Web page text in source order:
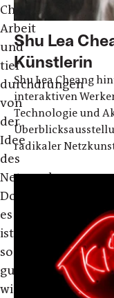
Cheangs
Arbeit
und
tief
durchdrungen
von
der
Idee
des
Netzwerkens.
Doch
es
ist
so
gut
wie
Shu Lea
Künstlerin
Shu Lea Cheang
interaktiven
Technologie und
radikaler